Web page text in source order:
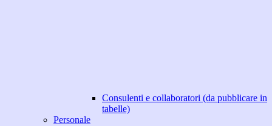
Consulenti e collaboratori (da pubblicare in
tabelle)
Personale